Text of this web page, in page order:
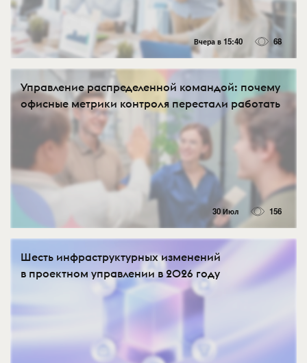
Вчера в 15:40 68
Управление распределенной командой: почему
офисные метрики контроля перестали работать
30 Июл 156
Шесть инфраструктурных изменений
в проектном управлении в 2026 году